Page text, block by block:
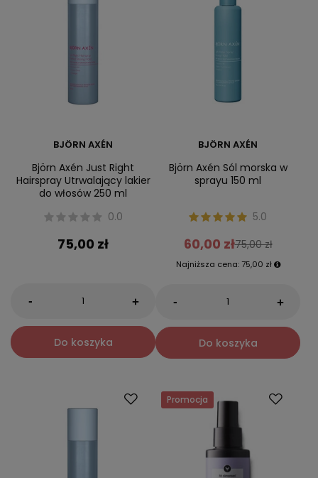
BJÖRN AXÉN
Björn Axén Just Right
Hairspray Utrwalający lakier
do włosów 250 ml
0.0
75,00 zł
- +
Do koszyka
BJÖRN AXÉN
Björn Axén Sól morska w
sprayu 150 ml
5.0
60,00 zł75,00 zł
Najniższa cena: 75,00 zł
- +
Do koszyka
Promocja